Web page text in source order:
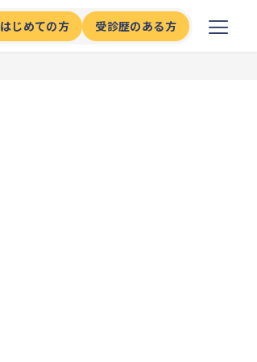
はじめての方 受診歴のある方